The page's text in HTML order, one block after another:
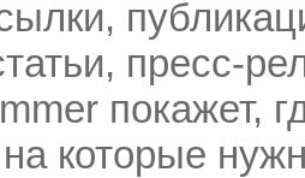
пресс-
покажет,
которые